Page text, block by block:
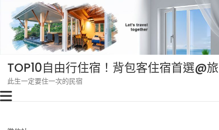
content
TOP10自由行住宿！背包客住宿首選@
此生一定要住一次的民宿